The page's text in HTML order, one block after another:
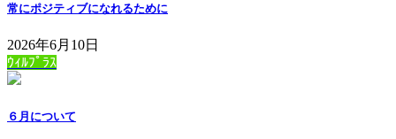
常にポジティブになれるために
2026年6月10日
ｳｨﾙﾌﾟﾗｽ
６月について